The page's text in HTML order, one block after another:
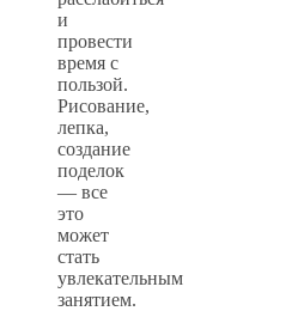
и
провести
время с
пользой.
Рисование,
лепка,
создание
поделок
— все
это
может
стать
увлекательным
занятием.